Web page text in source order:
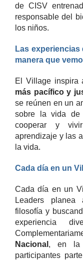
de CISV
responsable del
los niños.
Las experiencias
manera que
El Village inspira
más pacífico y
se reúnen en un
sobre la vida de
cooperar y
aprendizaje y las
la vida.
Cada día en un
Cada día en un
Leaders planea
filosofía y
experiencia
Nacional , en la
participantes